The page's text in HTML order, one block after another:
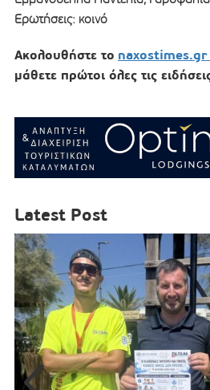
Ερωτήσεις: κοινό
Ακολουθήστε το naxostimes.gr
μάθετε πρώτοι όλες τις
Latest Post